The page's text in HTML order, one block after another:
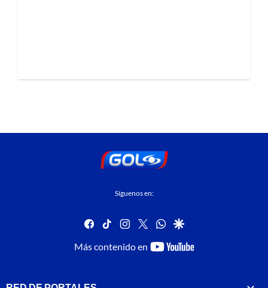
Síguenos en:
facebook
tiktok instagram
twitterwhatsapp
google
Más contenido en
youtube-